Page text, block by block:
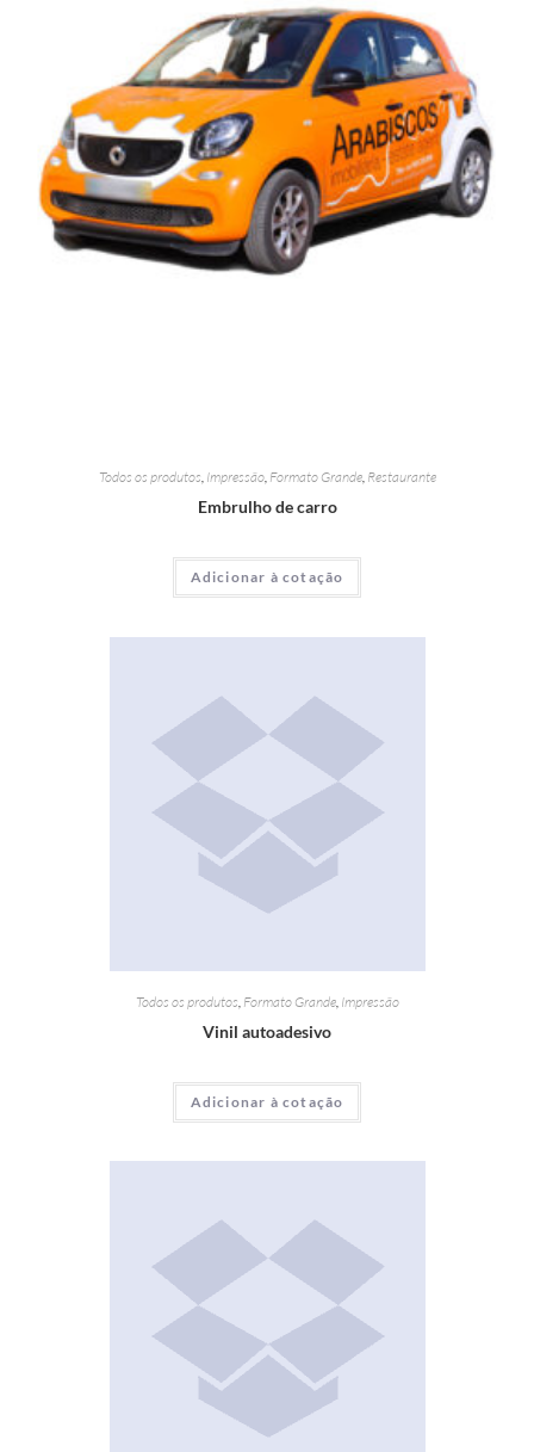
Todos os produtos, Impressão, Formato Grande, Restaurante
Embrulho de carro
Adicionar à cotação
Todos os produtos Formato Grande, Impressão
Vinil autoadesivo
Adicionar à cotação